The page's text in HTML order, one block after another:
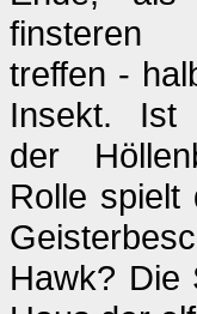
finsteren
treffen -
Insekt. Ist
der
Rolle spielt
Hawk? Die